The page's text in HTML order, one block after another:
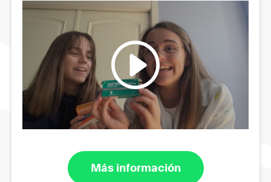
Más información